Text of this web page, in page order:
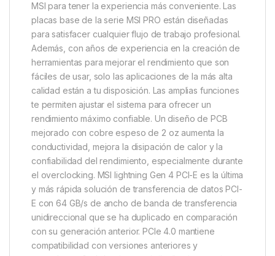
MSI para tener la experiencia más conveniente. Las
placas base de la serie MSI PRO están diseñadas
para satisfacer cualquier flujo de trabajo profesional.
Además, con años de experiencia en la creación de
herramientas para mejorar el rendimiento que son
fáciles de usar, solo las aplicaciones de la más alta
calidad están a tu disposición. Las amplias funciones
te permiten ajustar el sistema para ofrecer un
rendimiento máximo confiable. Un diseño de PCB
mejorado con cobre espeso de 2 oz aumenta la
conductividad, mejora la disipación de calor y la
confiabilidad del rendimiento, especialmente durante
el overclocking. MSI lightning Gen 4 PCI-E es la última
y más rápida solución de transferencia de datos PCI-
E con 64 GB/s de ancho de banda de transferencia
unidireccional que se ha duplicado en comparación
con su generación anterior. PCIe 4.0 mantiene
compatibilidad con versiones anteriores y